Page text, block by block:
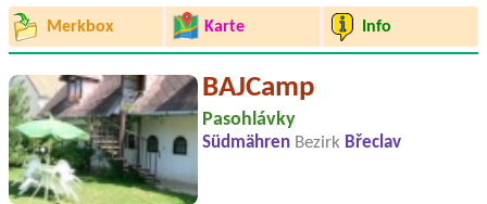
Merkbox Karte Info
BAJCamp
Pasohlávky
Südmähren Bezirk Břeclav